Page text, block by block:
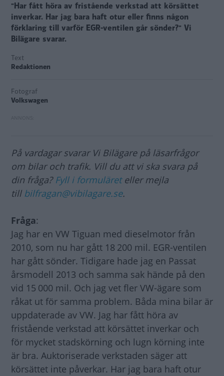
"Har fått höra av fristående verkstad att körsättet
inverkar. Har jag bara haft otur eller finns någon
förklaring till varför EGR-ventilen går sönder?" Vi
Bilägare svarar.
Text
Redaktionen
Fotograf
Volkswagen
På vardagar svarar Vi Bilägare på läsarfrågor
om bilar och trafik. Vill du att vi ska svara på
din fråga? Fyll i formuläreteller mejla
till bilfragan@vibilagare.se.
Fråga:
Jag har en VW Tiguan med dieselmotor från
2010, som nu har gått 18 200 mil. EGR-ventilen
har gått sönder. Tidigare hade jag en Passat
årsmodell 2013 och samma sak hände på den
vid 15 000 mil. Och jag vet fler VW-ägare som
råkat ut för samma problem. Båda mina bilar är
uppdaterade av VW. Jag har fått höra av
fristående verkstad att körsättet inverkar och
för mycket stadskörning och lugn körning inte
är bra. Auktoriserade verkstaden säger att
körsättet inte påverkar. Har jag bara haft otur